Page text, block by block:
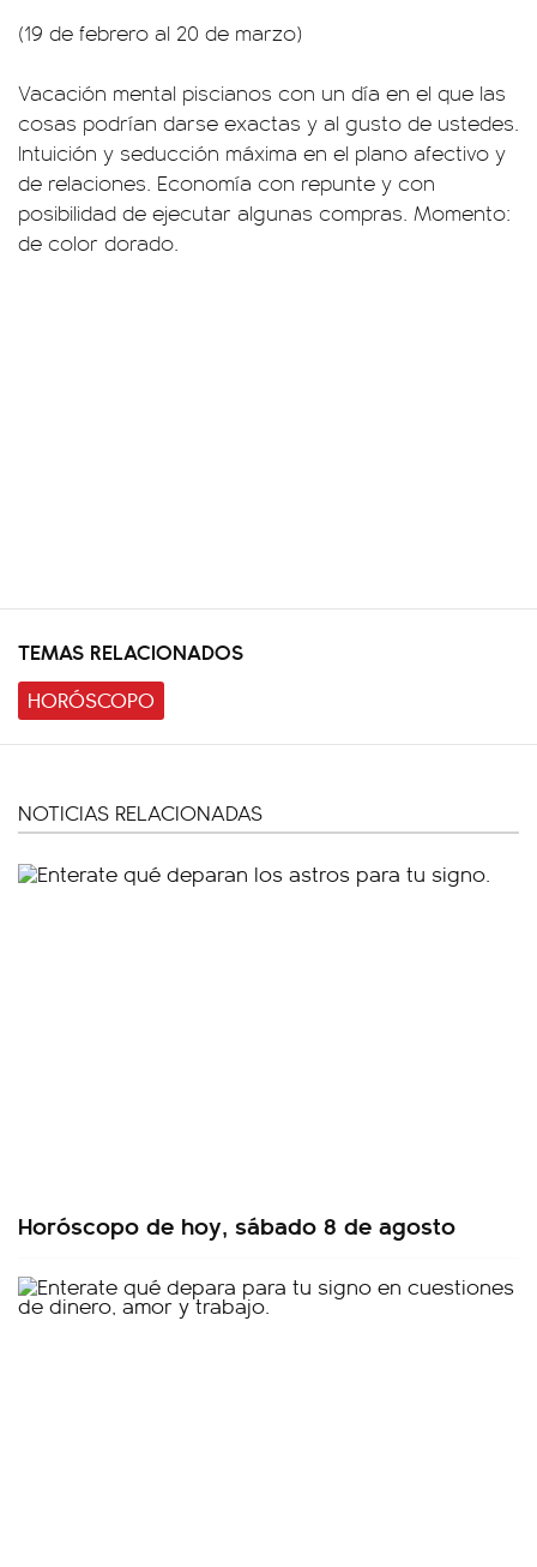
(19 de febrero al 20 de marzo)
Vacación mental piscianos con un día en el que las
cosas podrían darse exactas y al gusto de ustedes.
Intuición y seducción máxima en el plano afectivo y
de relaciones. Economía con repunte y con
posibilidad de ejecutar algunas compras. Momento:
de color dorado.
TEMAS RELACIONADOS
HORÓSCOPO
NOTICIAS RELACIONADAS
Horóscopo de hoy, sábado 8 de agosto